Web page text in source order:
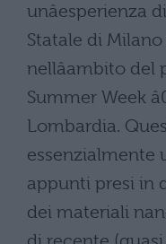
unâesperienza
Statale di
nellâambito
Summer Week
Lombardia.
essenzialmente
appunti presi in
dei materiali